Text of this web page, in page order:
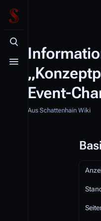
Suche aufrufen
Menü aufrufen
Event-
Aus Schattenhain Wiki